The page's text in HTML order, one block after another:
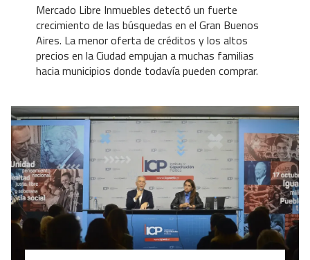
Mercado Libre Inmuebles detectó un fuerte
crecimiento de las búsquedas en el Gran Buenos
Aires. La menor oferta de créditos y los altos
precios en la Ciudad empujan a muchas familias
hacia municipios donde todavía pueden comprar.